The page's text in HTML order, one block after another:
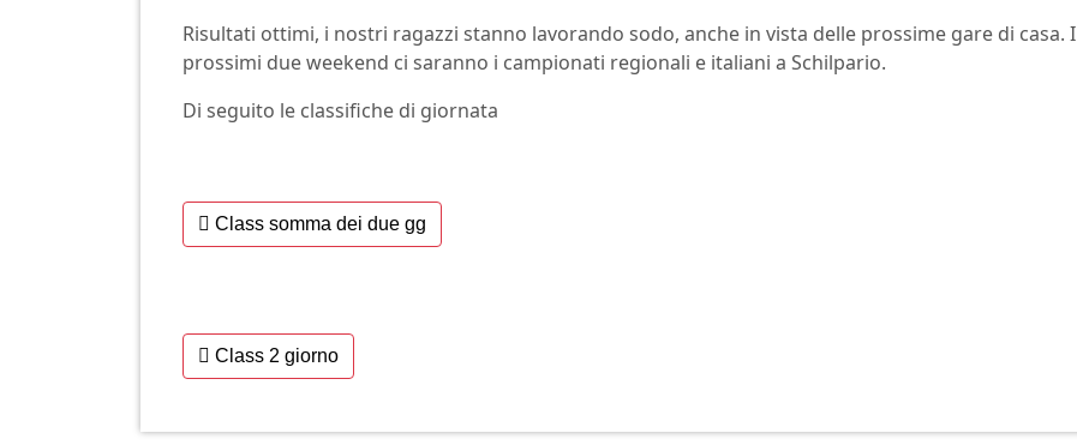
Risultati ottimi, i nostri ragazzi stanno lavorando sodo, anche in vista delle prossime gare di casa. I
prossimi due weekend ci saranno i campionati regionali e italiani a Schilpario.
Di seguito le classifiche di giornata
Class somma dei due gg
Class 2 giorno